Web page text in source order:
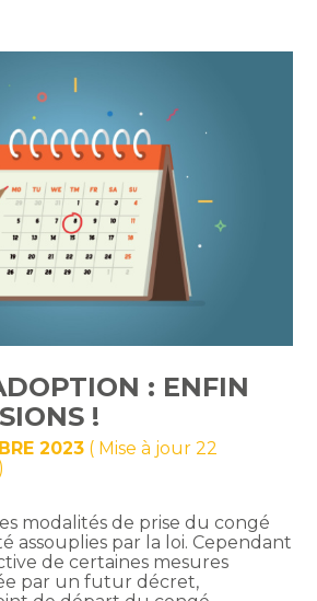
: ENFIN
!
2023 ( Mise à jour 22
modalités de prise du congé
assouplies par la loi. Cependant
de certaines mesures
par un futur décret,